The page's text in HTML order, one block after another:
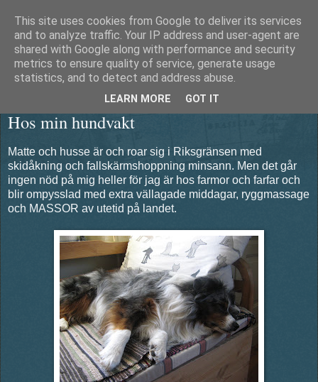
Äventyrshunden Diesel
Hos min hundvakt
Matte och husse är och roar sig i Riksgränsen med
skidåkning och fallskärmshoppning minsann. Men det går
ingen nöd på mig heller för jag är hos farmor och farfar och
blir ompysslad med extra vällagade middagar, ryggmassage
och MASSOR av utetid på landet.
This site uses cookies from Google to deliver its services
and to analyze traffic. Your IP address and user-agent are
shared with Google along with performance and security
metrics to ensure quality of service, generate usage
statistics, and to detect and address abuse.
LEARN MORE GOT IT